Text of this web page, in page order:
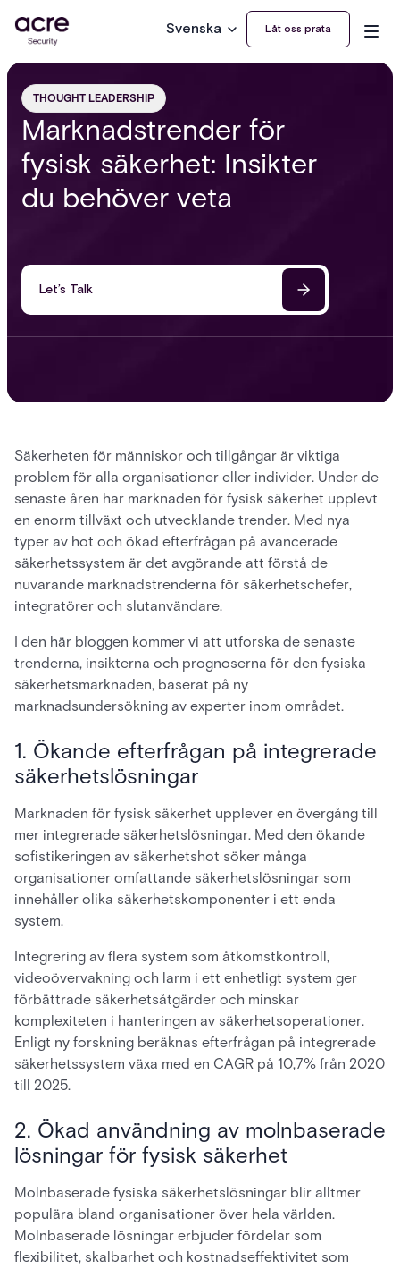
Svenska Låt oss prata
THOUGHT LEADERSHIP
Marknadstrender för
fysisk säkerhet: Insikter
du behöver veta
Let’s Talk
Säkerheten för människor och tillgångar är viktiga
problem för alla organisationer eller individer. Under de
senaste åren har marknaden för fysisk säkerhet upplevt
en enorm tillväxt och utvecklande trender. Med nya
typer av hot och ökad efterfrågan på avancerade
säkerhetssystem är det avgörande att förstå de
nuvarande marknadstrenderna för säkerhetschefer,
integratörer och slutanvändare.
I den här bloggen kommer vi att utforska de senaste
trenderna, insikterna och prognoserna för den fysiska
säkerhetsmarknaden, baserat på ny
marknadsundersökning av experter inom området.
1. Ökande efterfrågan på integrerade
säkerhetslösningar
Marknaden för fysisk säkerhet upplever en övergång till
mer integrerade säkerhetslösningar. Med den ökande
sofistikeringen av säkerhetshot söker många
organisationer omfattande säkerhetslösningar som
innehåller olika säkerhetskomponenter i ett enda
system.
Integrering av flera system som åtkomstkontroll,
videoövervakning och larm i ett enhetligt system ger
förbättrade säkerhetsåtgärder och minskar
komplexiteten i hanteringen av säkerhetsoperationer.
Enligt ny forskning beräknas efterfrågan på integrerade
säkerhetssystem växa med en CAGR på 10,7% från 2020
till 2025.
2. Ökad användning av molnbaserade
lösningar för fysisk säkerhet
Molnbaserade fysiska säkerhetslösningar blir alltmer
populära bland organisationer över hela världen.
Molnbaserade lösningar erbjuder fördelar som
flexibilitet, skalbarhet och kostnadseffektivitet som